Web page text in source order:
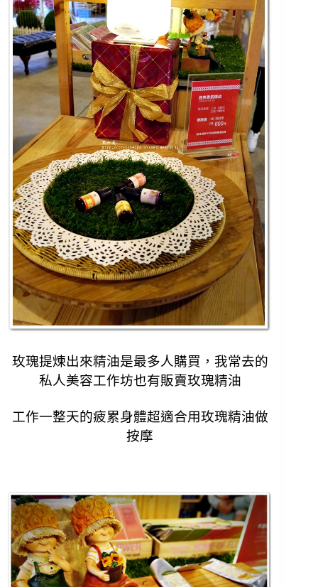
玫瑰提煉出來精油是最多人購買， 我常去的
私人美容工作坊也有販賣玫瑰精油
工作一整天的疲累身體超適合用玫瑰精油做
按摩